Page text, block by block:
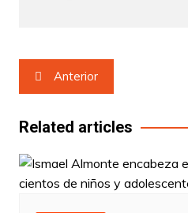
Navegación
de
entradas
Anterior
Related articles